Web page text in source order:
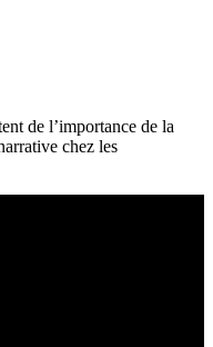
de l’importance de la
chez les